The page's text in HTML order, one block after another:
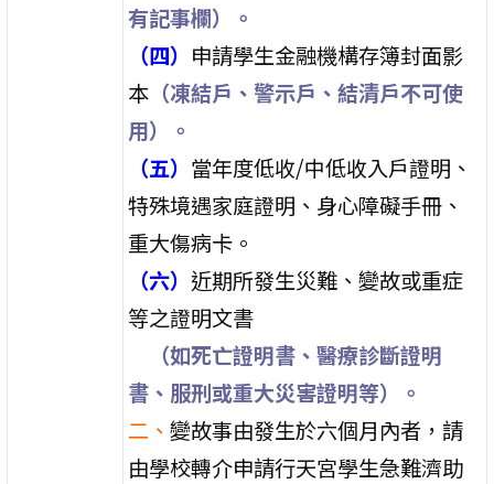
有記事欄）。
（四） 申請學生金融機構存簿封面影
本 （凍結戶、警示戶、結清戶不可使
用）。
（五） 當年度低收/中低收入戶證明、
特殊境遇家庭證明、身心障礙手冊、
重大傷病卡。
（六）近期所發生災難、變故或重症
等之證明文書
（如死亡證明書、醫療診斷證明
書、服刑或重大災害證明等）。
二、變故事由發生於六個月內者，請
由學校轉介申請行天宮學生急難濟助